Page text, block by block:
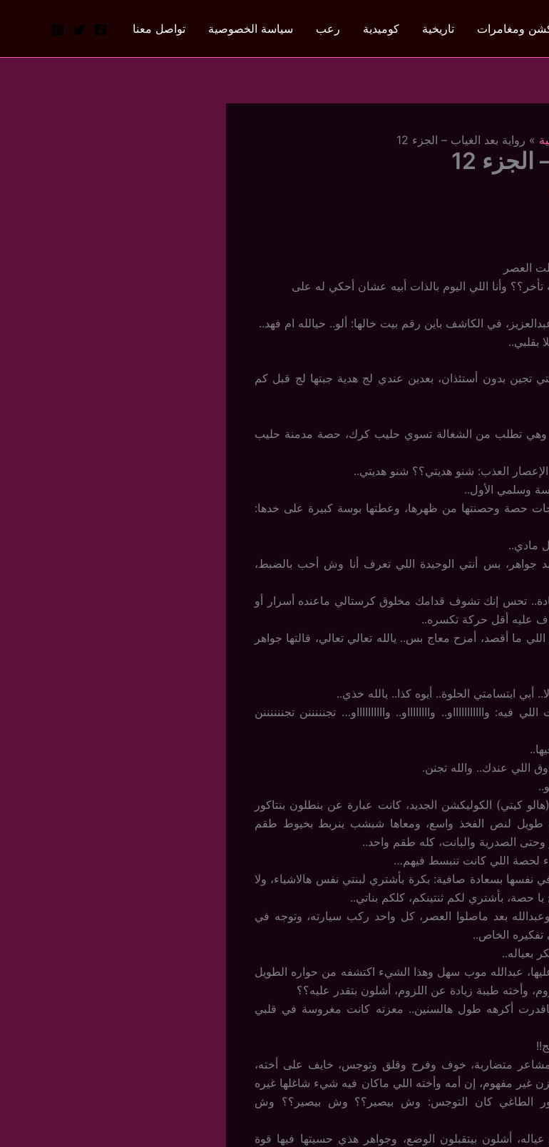
ومغامرات تاريخية كوميدية رعب سياسة الخصوصية تواصل معنا
رواية بعد الغياب – الجزء 12
12
العصر
وأنا اللي اليوم بالذات أبيه عشان أحكي له على
في الكاشف باين رقم بيت خالها: ألو.. حيالله ام فهد..
بقلبي..
تجين بدون أستئذان، بعدين عندي لج هدية جبتها لج قبل كم
وهي تطلب من الشغالة تسوي حليب كرك، حصة مدمنة حليب
العذب: شنو هديتي؟؟ شنو هديتي..
وسلمي الأول..
حصة وحصنتها من ظهرها، وعطتها بوسة كبيرة على خدها:
مادي..
بس أنتي الوحيدة اللي تعرف أنا وش أحب بالضبط،
تحس إنك تشوف قدامك مخلوق كرستالي ماعنده أسرار أو
عليه أقل حركة تكسره..
ما أقصد، أمزح معاج بس.. يالله تعالي تعالي، قالتها جواهر
أبي ابتسامتي الحلوة.. أيوه كذا.. يالله خذي..
واااااااااااو.. وااااااااو.. وااااااااااو… تجنننننن تجننننننن
اللي عندك.. والله تجنن.
كيتي) الكوليكشن الجديد، كانت عبارة عن بنطلون بنتاكور
لنص الفخذ واسع، ومعاها شبشب ينربط بخيوط طقم
الصدرية والبانت، كله طقم واحد..
لحصة اللي كانت تنبسط فيهم…
بسعادة صافية: بكرة بأشتري لبنتي نفس هالاشياء، ولا
حصة، بأشتري لكم ثنتينكم، كلكم بناتي..
بعد ماصلوا العصر، كل واحد ركب سيارته، وتوجه في
الخاص..
بعياله..
عبدالله موب سهل وهذا الشيء اكتشفه من حواره الطويل
وأخته طيبة زيادة عن اللزوم، أشلون بتقدر عليه؟؟
أكرهه طول هالسنين.. معزته كانت مغروسة في قلبي
متضاربة، خوف وفرح وقلق وتوجس، خايف على أخته،
مفهوم، إن أمه وأخته اللي ماكان فيه شيء شاغلها غيره
الطاغي كان التوجس: وش بيصير؟؟ وش بيصير؟؟ وش
أشلون بيتقبلون الوضع، وجواهر هذي حسيتها فيها قوة